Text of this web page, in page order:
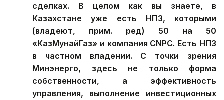
сделках. В целом как вы знаете, в
Казахстане уже есть НПЗ, которыми
(владеют, прим. ред) 50 на 50
«КазМунайГаз» и компания CNPC. Есть НПЗ
в частном владении. С точки зрения
Минэнерго, здесь не только форма
собственности, а эффективность
управления, выполнение инвестиционных